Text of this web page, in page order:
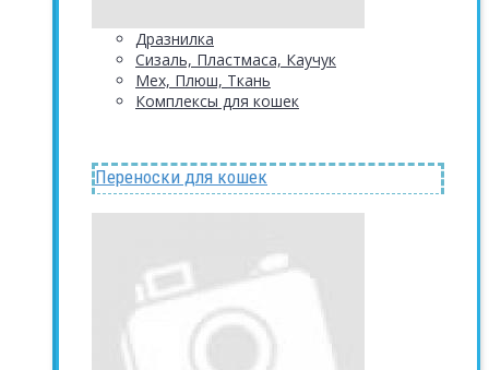
Дразнилка
Сизаль, Пластмаса, Каучук
Мех, Плюш, Ткань
Комплексы для кошек
Переноски для кошек